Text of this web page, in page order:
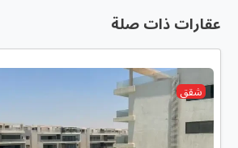
عقارات ذات صلة
شقق